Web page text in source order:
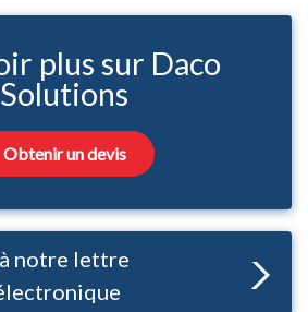
plus sur Daco
Solutions
Obtenir un devis
notre lettre